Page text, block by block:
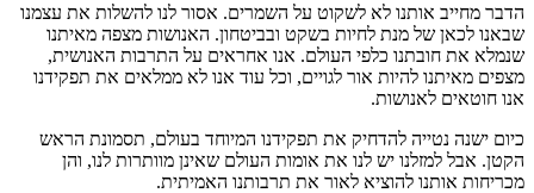
הדבר מחייב אותנו לא לשקוט על השמרים. אסור לנו להשלות את עצמנו
שבאנו לכאן של מנת לחיות בשקט ובביטחון. האנושות מצפה מאיתנו
שנמלא את חובתנו כלפי העולם. אנו אחראים על התרבות האנושית,
מצפים מאיתנו להיות אור לגויים, וכל עוד אנו לא ממלאים את תפקידנו
אנו חוטאים לאנושות.
כיום ישנה נטייה להדחיק את תפקידנו המיוחד בעולם, תסמונת הראש
הקטן. אבל למזלנו יש לנו את אומות העולם שאינן מוותרות לנו, והן
מכריחות אותנו להוציא לאור את תרבותנו האמיתית.